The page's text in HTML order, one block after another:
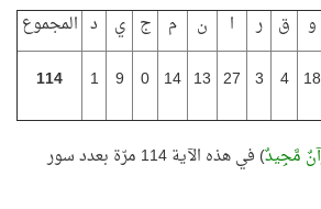
و ق ر ا ن م ج ي د المجموع
18
4
3
27
13
14
0
9
1
114
مَّجِيدٌ
) في هذه الآية 114 مرّة بعدد سور